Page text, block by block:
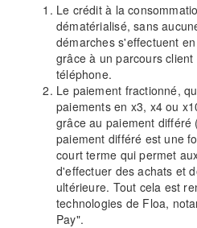
Le crédit à la
dématérialisé, sans
démarches s'effectuent
grâce à un parcours
téléphone.
Le paiement fractionné,
paiements en x3, x4 ou
grâce au paiement différé
paiement différé est une
court terme qui permet
d'effectuer des achats et
ultérieure. Tout cela est
technologies de Floa,
Pay".